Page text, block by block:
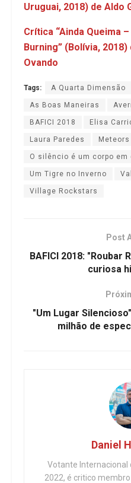
Uruguai, 2018) de Aldo
Crítica “Ainda Queima
Burning” (Bolívia,
Ovando
Tags: A Quarta Dimensão
As Boas Maneiras
BAFICI 2018 Elisa
Laura Paredes Meteors
O silêncio é um corpo em
Um Tigre no Inverno
Village Rockstars
Post
BAFICI 2018: "Roubar
curiosa
"Um Lugar
milhão de
Daniel
Votante Internacional
2022, é critico membro